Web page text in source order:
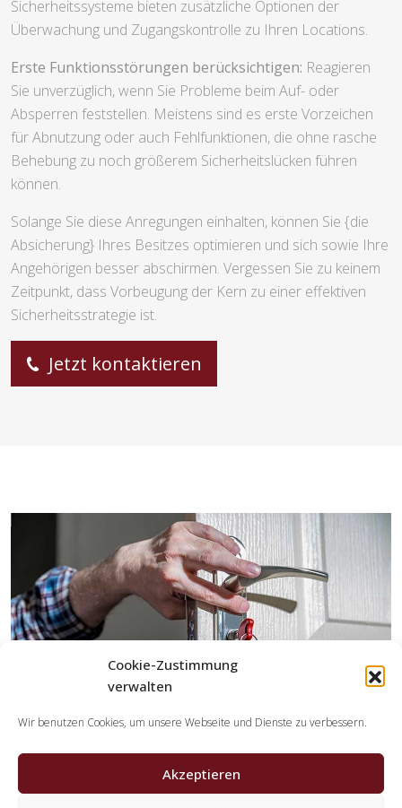
Cookie-Zustimmung
verwalten
Wir benutzen Cookies, um unsere Webseite und Dienste zu verbessern.
Akzeptieren
Sicherheitssysteme bieten zusätzliche Optionen der
Überwachung und Zugangskontrolle zu Ihren Locations.
Erste Funktionsstörungen berücksichtigen: Reagieren
Sie unverzüglich, wenn Sie Probleme beim Auf- oder
Absperren feststellen. Meistens sind es erste Vorzeichen
für Abnutzung oder auch Fehlfunktionen, die ohne rasche
Behebung zu noch größerem Sicherheitslücken führen
können.
Solange Sie diese Anregungen einhalten, können Sie {die
Absicherung} Ihres Besitzes optimieren und sich sowie Ihre
Angehörigen besser abschirmen. Vergessen Sie zu keinem
Zeitpunkt, dass Vorbeugung der Kern zu einer effektiven
Sicherheitsstrategie ist.
Jetzt kontaktieren